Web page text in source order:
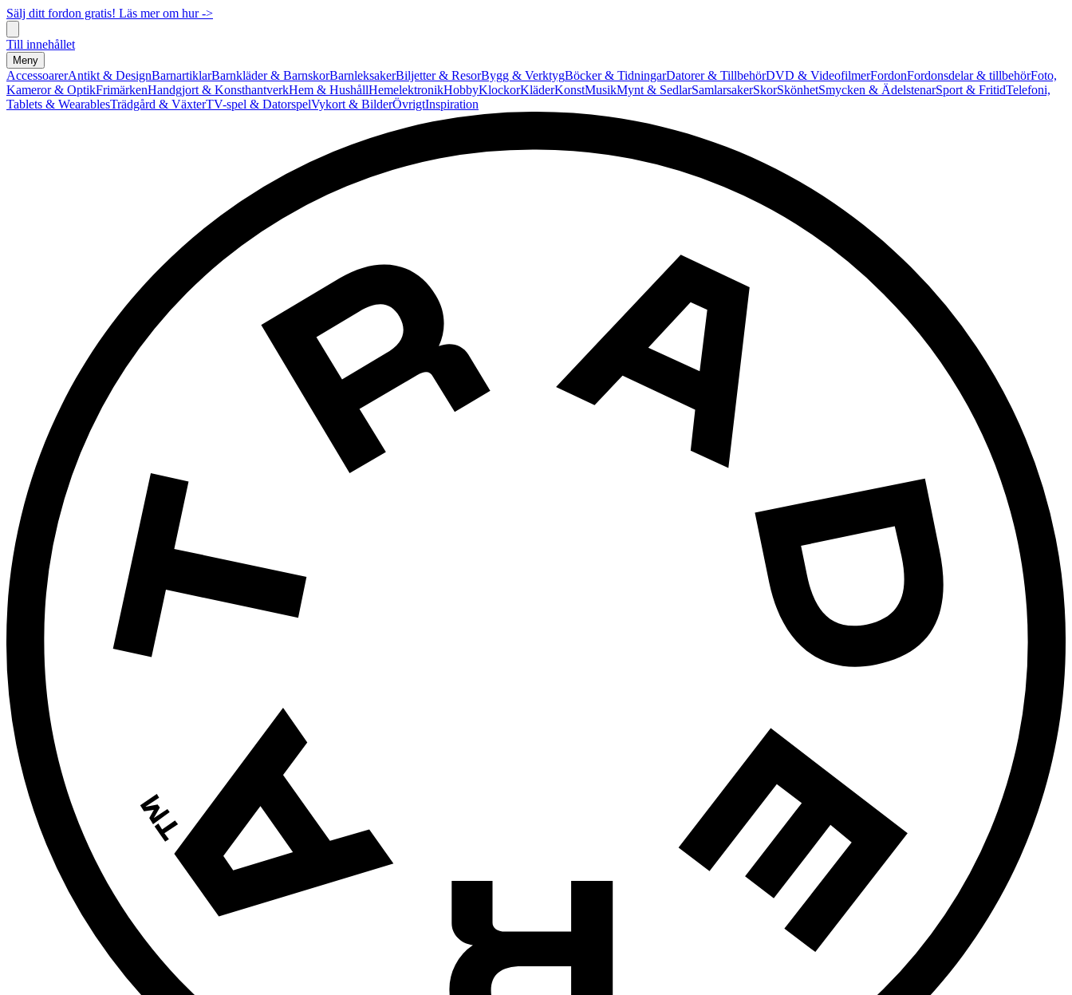
Sälj ditt fordon gratis! Läs mer om hur ->
Till innehållet
Meny
AccessoarerAntikt & DesignBarnartiklarBarnkläder & BarnskorBarnleksakerBiljetter & ResorBygg & VerktygBöcker & TidningarDatorer & TillbehörDVD & VideofilmerFordonFordonsdelar & tillbehörFoto,
Kameror & OptikFrimärkenHandgjort & KonsthantverkHem & HushållHemelektronikHobbyKlockorKläderKonstMusikMynt & SedlarSamlarsakerSkorSkönhetSmycken & ÄdelstenarSport & FritidTelefoni,
Tablets & WearablesTrädgård & VäxterTV-spel & DatorspelVykort & BilderÖvrigtInspiration